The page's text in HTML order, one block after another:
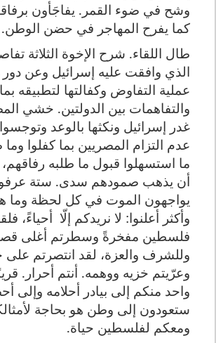
وشح في ضوء القمر. يفاجَأون
كما يفرح المهاجر في حضن الوطن.
طال اللقاء. شرح الإخوة الثلاثة
الذي وافقت عليه إسرائيل وعن
عملية التفاوض وكفالتها لتطبيقه
والتفاهمات بين الدولتين. خشي
غدر إسرائيل ونكثها بالوعد
عدم التزام المصريين بما كفلوا
ما استسهلوا قبول ما طلبه
أن يذهب صمودهم سدى. ستة
يواجهون الموت في كل لحظة وما
وأكثر أعلنوا: لا نريدكم إلّا أحياءً،
فلسطين مفخرةً وسطرتم أغلى
وللشرف والعزة، لقد انتصرتم على
وعرّيتم خزيه ووهمه. أنتم أحرار.
واحد منكم إلى بيادر أحلامه وإلى
ستعودون إلى وطن هو بحاجة
ومعكم لفلسطين حياة.